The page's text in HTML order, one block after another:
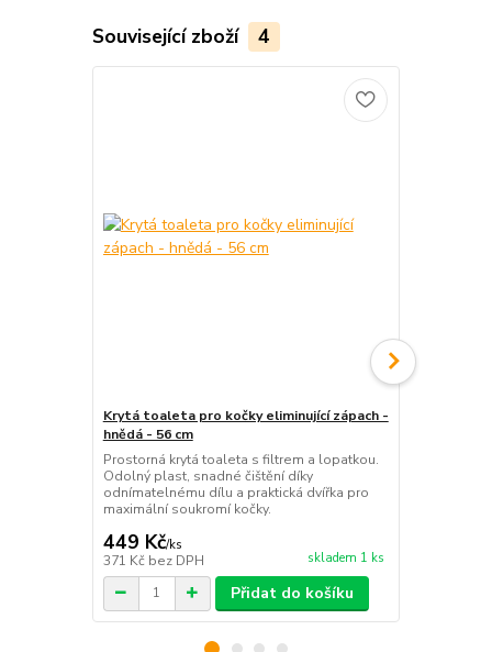
Související zboží 4
Krytá toaleta pro kočky eliminující zápach -
hnědá - 56 cm
Prostorná krytá toaleta s filtrem a lopatkou.
Odolný plast, snadné čištění díky
odnímatelnému dílu a praktická dvířka pro
maximální soukromí kočky.
449 Kč/ks
371 Kč bez DPH skladem 1 ks
Přidat do košíku